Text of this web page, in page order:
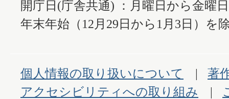
開庁日(庁舎共通) ：月曜日から金曜
年末年始（12月29日から1月3日）を
個人情報の取り扱いについて
著
アクセシビリティへの取り組み